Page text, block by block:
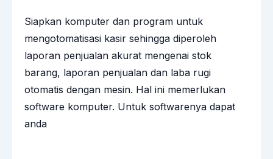
Siapkan komputer dan program untuk
mengotomatisasi kasir sehingga diperoleh
laporan penjualan akurat mengenai stok
barang, laporan penjualan dan laba rugi
otomatis dengan mesin. Hal ini memerlukan
software komputer. Untuk softwarenya dapat
anda